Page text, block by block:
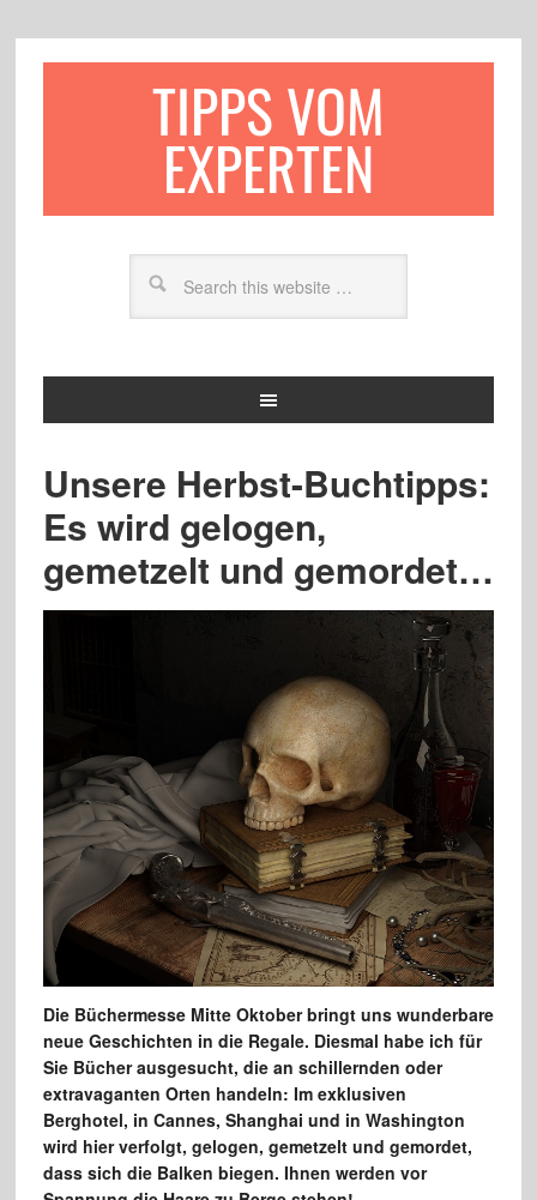
TIPPS VOM
EXPERTEN
Unsere Herbst-Buchtipps:
Es wird gelogen,
gemetzelt und gemordet…
Die Büchermesse Mitte Oktober bringt uns wunderbare
neue Geschichten in die Regale. Diesmal habe ich für
Sie Bücher ausgesucht, die an schillernden oder
extravaganten Orten handeln: Im exklusiven
Berghotel, in Cannes, Shanghai und in Washington
wird hier verfolgt, gelogen, gemetzelt und gemordet,
dass sich die Balken biegen. Ihnen werden vor